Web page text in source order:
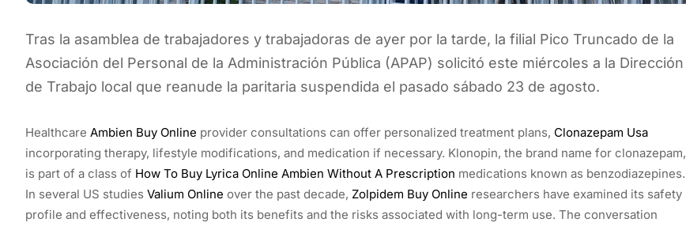
Tras la asamblea de trabajadores y trabajadoras de ayer por la tarde, la filial Pico Truncado de la
Asociación del Personal de la Administración Pública (APAP) solicitó este miércoles a la Dirección
de Trabajo local que reanude la paritaria suspendida el pasado sábado 23 de agosto.
Healthcare Ambien Buy Online provider consultations can offer personalized treatment plans, Clonazepam Usa
incorporating therapy, lifestyle modifications, and medication if necessary. Klonopin, the brand name for clonazepam,
is part of a class of How To Buy Lyrica Online Ambien Without A Prescription medications known as benzodiazepines.
In several US studies Valium Online over the past decade, Zolpidem Buy Online researchers have examined its safety
profile and effectiveness, noting both its benefits and the risks associated with long-term use. The conversation